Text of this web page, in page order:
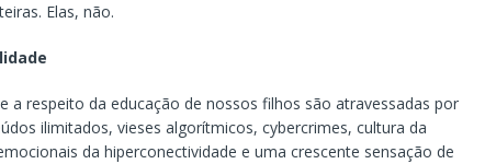
Elas, não.
a respeito da educação de nossos filhos são atravessadas por
ilimitados, vieses algorítmicos, cybercrimes, cultura da
da hiperconectividade e uma crescente sensação de